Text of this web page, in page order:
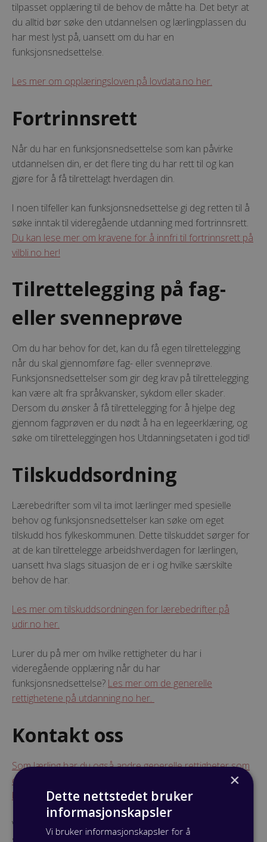
tilpasset opplæring til de behov de måtte ha. Det betyr at
du alltid bør søke den utdannelsen og lærlingplassen du
har mest lyst på, uansett om du har en
funksjonsnedsettelse.
Les mer om opplæringsloven på lovdata.no her.
Fortrinnsrett
Når du har en funksjonsnedsettelse som kan påvirke
utdannelsen din, er det flere ting du har rett til og kan
gjøre for å få tilrettelagt hverdagen din.
I noen tilfeller kan funksjonsnedsettelse gi deg retten til å
søke inntak til videregående utdanning med fortrinnsrett.
Du kan lese mer om kravene for å innfri til fortrinnsrett på
vilbli.no her!
Tilrettelegging på fag-
eller svenneprøve
Om du har behov for det, kan du få egen tilrettelegging
når du skal gjennomføre fag- eller svenneprøve.
Funksjonsnedsettelser som gir deg krav på tilrettelegging
kan være alt fra språkvansker, sykdom eller skader.
Dersom du ønsker å få tilrettelegging for å hjelpe deg
gjennom fagprøven er du nødt å ha en legeerklæring, og
søke om tilretteleggingen hos Utdanningsetaten i god tid!
Tilskuddsordning
Lærebedrifter som vil ta imot lærlinger med spesielle
behov og funksjonsnedsettelser kan søke om eget
tilskudd hos fylkeskommunen. Dette tilskuddet sørger for
at de kan tilrettelegge arbeidshverdagen for lærlingen,
uansett hva slags situasjon de er i og hvilke særskilte
behov de har.
Les mer om tilskuddsordningen for lærebedrifter på
udir.no her.
Lurer du på mer om hvilke rettigheter du har i
videregående opplæring når du har
funksjonsnedsettelse? Les mer om de generelle
rettighetene på utdanning.no her.
Kontakt oss
Som lærling har du også andre generelle rettigheter som
det er greit å være klar over. Les mer om disse på vår
blogg
Vi i OKViken vil alltid forsøke å hjelpe deg og svare på de
spørsmålene du har om yrkesfaglig utdannelse og det å
×
Dette nettstedet bruker
informasjonskapsler
Vi bruker informasjonskapsler for å